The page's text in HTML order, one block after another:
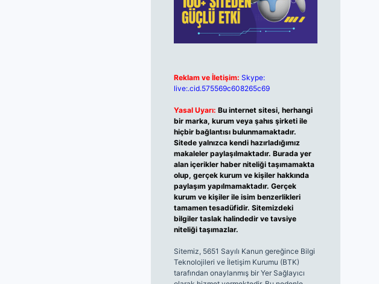
Reklam ve İletişim: Skype:
live:.cid.575569c608265c69
Yasal Uyarı: Bu internet sitesi, herhangi
bir marka, kurum veya şahıs şirketi ile
hiçbir bağlantısı bulunmamaktadır.
Sitede yalnızca kendi hazırladığımız
makaleler paylaşılmaktadır. Burada yer
alan içerikler haber niteliği taşımamakta
olup, gerçek kurum ve kişiler hakkında
paylaşım yapılmamaktadır. Gerçek
kurum ve kişiler ile isim benzerlikleri
tamamen tesadüfidir. Sitemizdeki
bilgiler taslak halindedir ve tavsiye
niteliği taşımazlar.
Sitemiz, 5651 Sayılı Kanun gereğince Bilgi
Teknolojileri ve İletişim Kurumu (BTK)
tarafından onaylanmış bir Yer Sağlayıcı